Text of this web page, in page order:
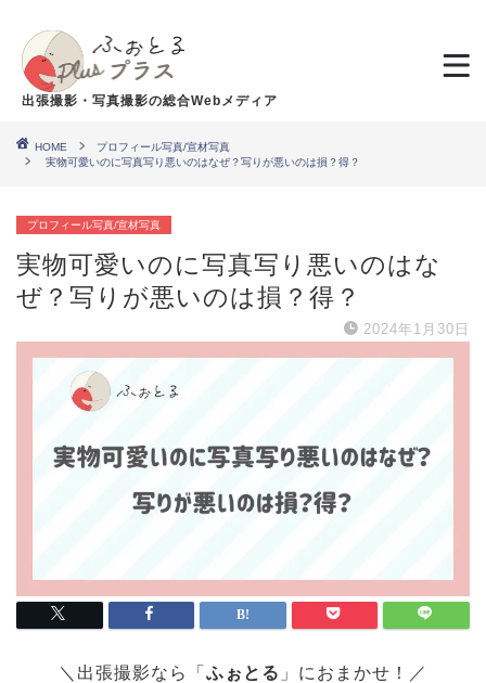
出張撮影・写真撮影の総合Webメディア
HOME
プロフィール写真/宣材写真
実物可愛いのに写真写り悪いのはなぜ？写りが悪いのは損？得？
プロフィール写真/宣材写真
実物可愛いのに写真写り悪いのはな
ぜ？写りが悪いのは損？得？
2024年1月30日
＼出張撮影なら「 ふぉとる 」におまかせ！／